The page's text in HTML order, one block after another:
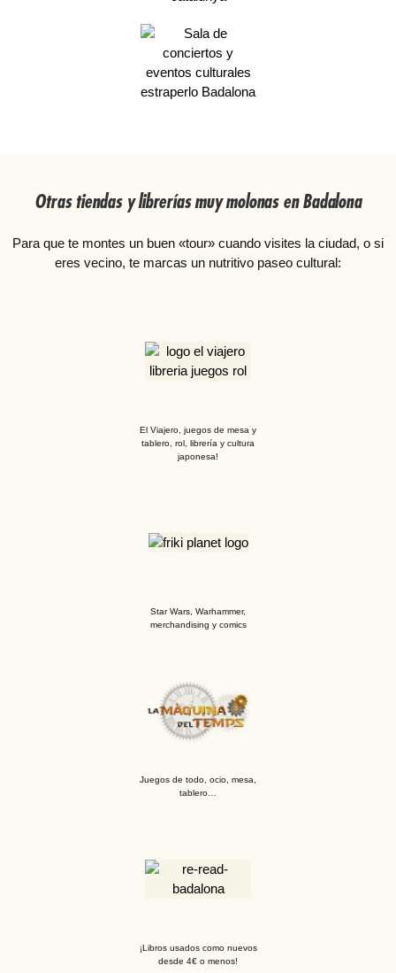
Otras tiendas y librerías muy molonas en Badalona
Para que te montes un buen «tour» cuando visites la ciudad, o si
eres vecino, te marcas un nutritivo paseo cultural:
El Viajero, juegos de mesa y
tablero, rol, librería y cultura
japonesa!
Star Wars, Warhammer,
merchandising y comics
Juegos de todo, ocio, mesa,
tablero…
¡Libros usados como nuevos
desde 4€ o menos!